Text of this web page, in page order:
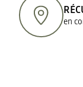
en